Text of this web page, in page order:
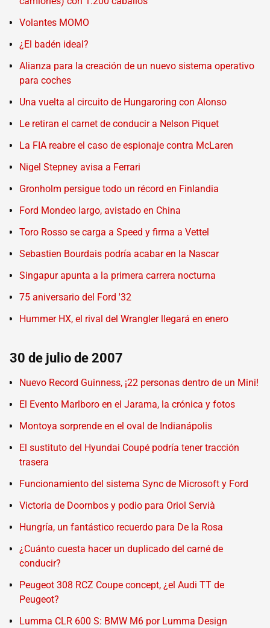
Volantes MOMO
¿El badén ideal?
Alianza para la creación de un nuevo sistema operativo
para coches
Una vuelta al circuito de Hungaroring con Alonso
Le retiran el carnet de conducir a Nelson Piquet
La FIA reabre el caso de espionaje contra McLaren
Nigel Stepney avisa a Ferrari
Gronholm persigue todo un récord en Finlandia
Ford Mondeo largo, avistado en China
Toro Rosso se carga a Speed y firma a Vettel
Sebastien Bourdais podría acabar en la Nascar
Singapur apunta a la primera carrera nocturna
75 aniversario del Ford '32
Hummer HX, el rival del Wrangler llegará en enero
30 de julio de 2007
Nuevo Record Guinness, ¡22 personas dentro de un Mini!
El Evento Marlboro en el Jarama, la crónica y fotos
Montoya sorprende en el oval de Indianápolis
El sustituto del Hyundai Coupé podría tener tracción
trasera
Funcionamiento del sistema Sync de Microsoft y Ford
Victoria de Doornbos y podio para Oriol Servià
Hungría, un fantástico recuerdo para De la Rosa
¿Cuánto cuesta hacer un duplicado del carné de
conducir?
Peugeot 308 RCZ Coupe concept, ¿el Audi TT de
Peugeot?
Lumma CLR 600 S: BMW M6 por Lumma Design